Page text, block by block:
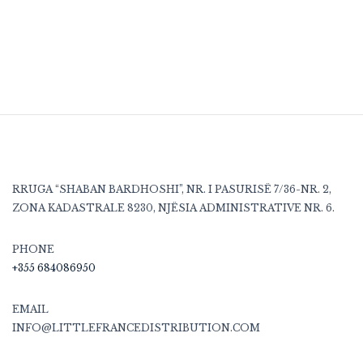
RRUGA “SHABAN BARDHOSHI”, NR. I PASURISË 7/36-NR. 2,
ZONA KADASTRALE 8230, NJËSIA ADMINISTRATIVE NR. 6.
PHONE
+355 684086950
EMAIL
INFO@LITTLEFRANCEDISTRIBUTION.COM